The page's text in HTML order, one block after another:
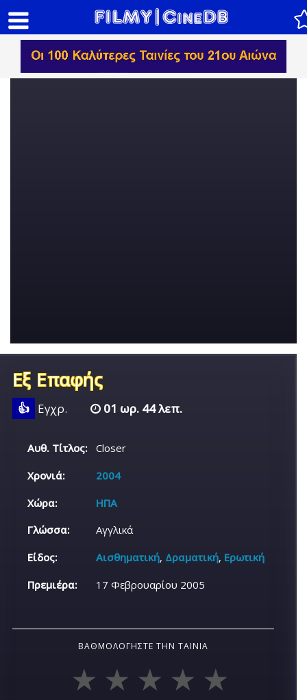
Εξ Επαφής
👍 Εγχρ. 01 ωρ. 44 λεπ.
Αυθ. Τίτλος:
Closer
Χρονιά:
2004
Χώρα:
ΗΠΑ
Γλώσσα:
Αγγλικά
Είδος:
Αισθηματική, Δραματική, Ερωτική
Πρεμιέρα:
17 Φεβρουαρίου 2005
ΒΑΘΜΟΛΟΓΉΣΤΕ ΤΗΝ ΤΑΙΝΊΑ